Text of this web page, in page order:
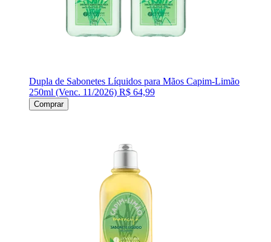
Dupla de Sabonetes Líquidos para Mãos Capim-Limão
250ml (Venc. 11/2026) R$ 64,99
Comprar